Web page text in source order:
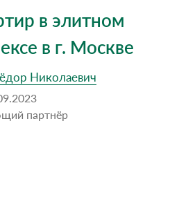
в элитном
в г. Москве
Николаевич
партнёр